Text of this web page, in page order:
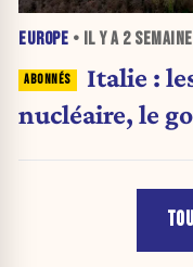
EUROPE • IL Y A 2
Italie :
nucléaire, le